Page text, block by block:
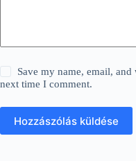
Save my name, email,
next time I comment.
Hozzászólás küldése